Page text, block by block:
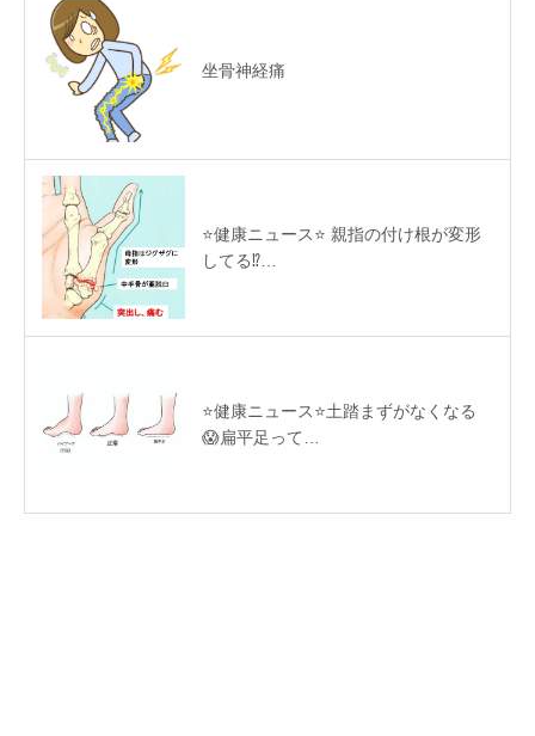
坐骨神経痛
⭐️健康ニュース⭐️ 親指の付け根が変形
してる⁉️…
⭐️健康ニュース⭐️土踏まずがなくなる
😱扁平足って…